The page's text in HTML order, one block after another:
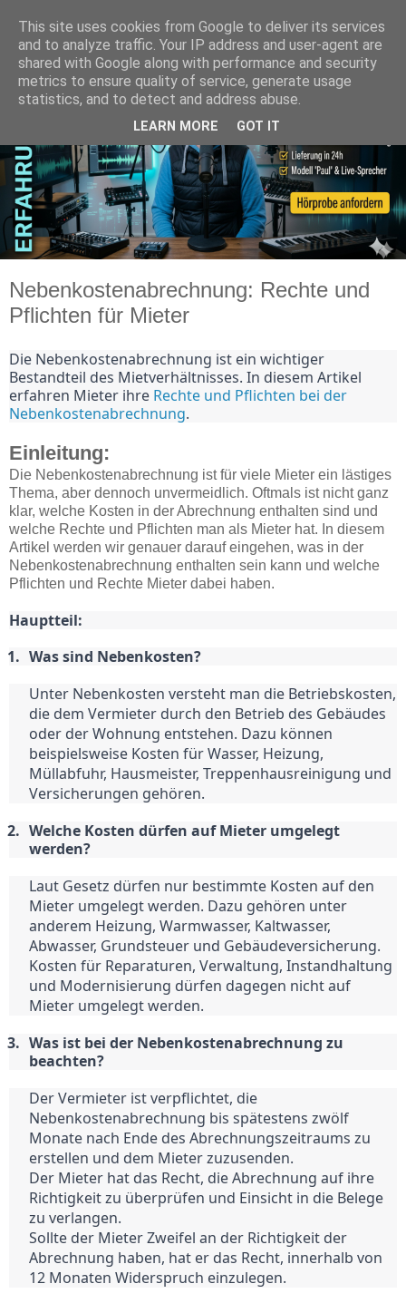
Nebenkostenabrechnung: Rechte und
Pflichten für Mieter
Die Nebenkostenabrechnung ist ein wichtiger
Bestandteil des Mietverhältnisses. In diesem Artikel
erfahren Mieter ihre Rechte und Pflichten bei der
Nebenkostenabrechnung.
Einleitung:
Die Nebenkostenabrechnung ist für viele Mieter ein lästiges
Thema, aber dennoch unvermeidlich. Oftmals ist nicht ganz
klar, welche Kosten in der Abrechnung enthalten sind und
welche Rechte und Pflichten man als Mieter hat. In diesem
Artikel werden wir genauer darauf eingehen, was in der
Nebenkostenabrechnung enthalten sein kann und welche
Pflichten und Rechte Mieter dabei haben.
Hauptteil:
Was sind Nebenkosten?
Unter Nebenkosten versteht man die Betriebskosten,
die dem Vermieter durch den Betrieb des Gebäudes
oder der Wohnung entstehen. Dazu können
beispielsweise Kosten für Wasser, Heizung,
Müllabfuhr, Hausmeister, Treppenhausreinigung und
Versicherungen gehören.
Welche Kosten dürfen auf Mieter umgelegt
werden?
Laut Gesetz dürfen nur bestimmte Kosten auf den
Mieter umgelegt werden. Dazu gehören unter
anderem Heizung, Warmwasser, Kaltwasser,
Abwasser, Grundsteuer und Gebäudeversicherung.
Kosten für Reparaturen, Verwaltung, Instandhaltung
und Modernisierung dürfen dagegen nicht auf
Mieter umgelegt werden.
Was ist bei der Nebenkostenabrechnung zu
beachten?
Der Vermieter ist verpflichtet, die
Nebenkostenabrechnung bis spätestens zwölf
Monate nach Ende des Abrechnungszeitraums zu
erstellen und dem Mieter zuzusenden.
Der Mieter hat das Recht, die Abrechnung auf ihre
Richtigkeit zu überprüfen und Einsicht in die Belege
zu verlangen.
Sollte der Mieter Zweifel an der Richtigkeit der
Abrechnung haben, hat er das Recht, innerhalb von
12 Monaten Widerspruch einzulegen.
This site uses cookies from Google to deliver its services
and to analyze traffic. Your IP address and user-agent are
shared with Google along with performance and security
metrics to ensure quality of service, generate usage
statistics, and to detect and address abuse.
LEARN MORE GOT IT